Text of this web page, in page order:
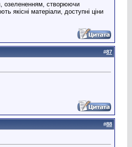
озелененням, створюючи
якісні матеріали, доступні ціни
#87
#88